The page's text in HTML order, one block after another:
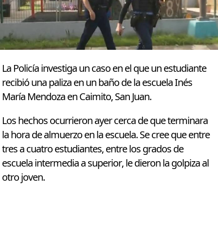
La Policía investiga un caso en el que un estudiante
recibió una paliza en un baño de la escuela Inés
María Mendoza en Caimito, San Juan.
Los hechos ocurrieron ayer cerca de que terminara
la hora de almuerzo en la escuela. Se cree que entre
tres a cuatro estudiantes, entre los grados de
escuela intermedia a superior, le dieron la golpiza al
otro joven.